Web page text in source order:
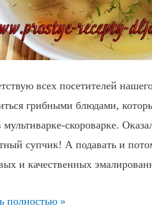
всех посетителей
грибными блюдами,
мультиварке-скороварке.
супчик! А подавать и
и качественных
полностью »